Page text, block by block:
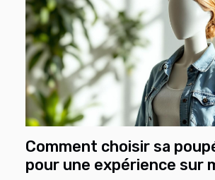
Comment choisir sa
pour une expérience sur